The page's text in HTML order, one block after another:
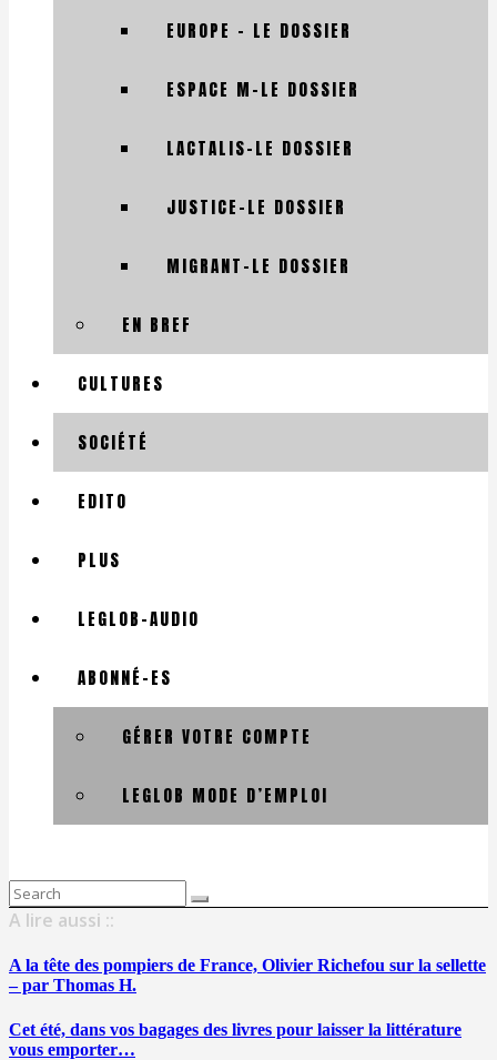
EUROPE – LE DOSSIER
ESPACE M-LE DOSSIER
LACTALIS-LE DOSSIER
JUSTICE-LE DOSSIER
MIGRANT-LE DOSSIER
EN BREF
CULTURES
SOCIÉTÉ
EDITO
PLUS
LEGLOB-AUDIO
ABONNÉ-ES
GÉRER VOTRE COMPTE
LEGLOB MODE D’EMPLOI
Search
for:
A lire aussi ::
A la tête des pompiers de France, Olivier Richefou sur la sellette
– par Thomas H.
Cet été, dans vos bagages des livres pour laisser la littérature
vous emporter…